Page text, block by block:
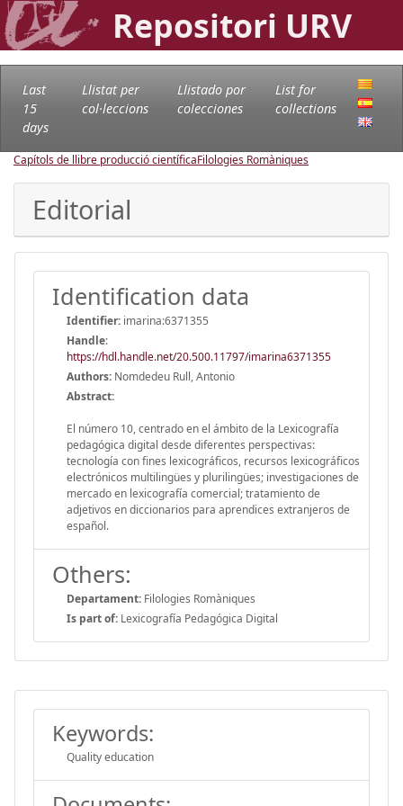
Repositori URV
Last
15
days
Llistat per
col·leccions
Llistado por
colecciones
List for
collections
Capítols de llibre producció científicaFilologies Romàniques
Editorial
Identification data
Identifier: imarina:6371355
Handle:
https://hdl.handle.net/20.500.11797/imarina6371355
Authors: Nomdedeu Rull, Antonio
Abstract:
El número 10, centrado en el ámbito de la Lexicografía
pedagógica digital desde diferentes perspectivas:
tecnología con fines lexicográficos, recursos lexicográficos
electrónicos multilingües y plurilingües; investigaciones de
mercado en lexicografía comercial; tratamiento de
adjetivos en diccionarios para aprendices extranjeros de
español.
Others:
Departament: Filologies Romàniques
Is part of: Lexicografía Pedagógica Digital
Keywords:
Quality education